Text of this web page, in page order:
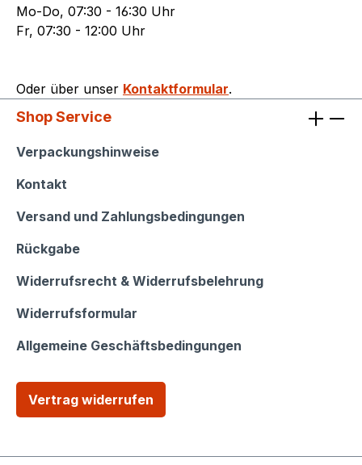
Mo-Do, 07:30 - 16:30 Uhr
Fr, 07:30 - 12:00 Uhr
Oder über unser Kontaktformular.
Shop Service
Shop Service
Verpackungshinweise
Kontakt
Versand und Zahlungsbedingungen
Rückgabe
Widerrufsrecht & Widerrufsbelehrung
Widerrufsformular
Allgemeine Geschäftsbedingungen
Vertrag widerrufen